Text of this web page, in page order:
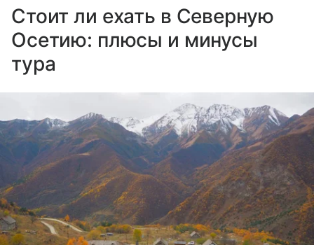
Стоит ли ехать в Северную
Осетию: плюсы и минусы
тура